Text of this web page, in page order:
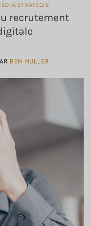
, STRATÉGIE
recrutement
BEN MULLER